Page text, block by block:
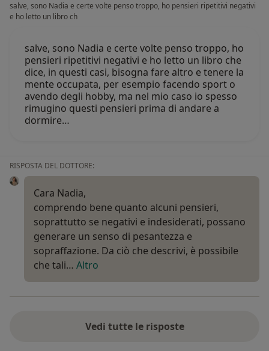
salve, sono Nadia e certe volte penso troppo, ho pensieri ripetitivi negativi
e ho letto un libro ch
salve, sono Nadia e certe volte penso troppo, ho
pensieri ripetitivi negativi e ho letto un libro che
dice, in questi casi, bisogna fare altro e tenere la
mente occupata, per esempio facendo sport o
avendo degli hobby, ma nel mio caso io spesso
rimugino questi pensieri prima di andare a
dormire…
RISPOSTA DEL DOTTORE:
Cara Nadia,
comprendo bene quanto alcuni pensieri,
soprattutto se negativi e indesiderati, possano
generare un senso di pesantezza e
sopraffazione. Da ciò che descrivi, è possibile
che tali… Altro
Vedi tutte le risposte